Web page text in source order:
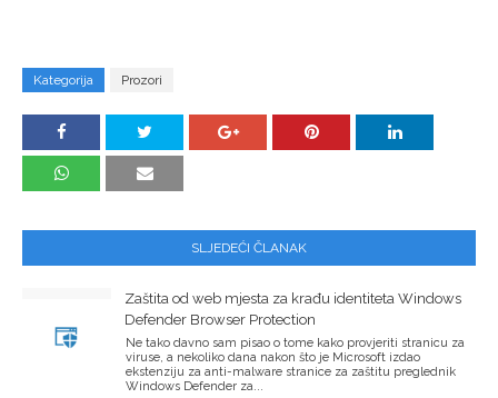
Kategorija Prozori
SLJEDEĆI ČLANAK
Zaštita od web mjesta za krađu identiteta Windows
Defender Browser Protection
Ne tako davno sam pisao o tome kako provjeriti stranicu za
viruse, a nekoliko dana nakon što je Microsoft izdao
ekstenziju za anti-malware stranice za zaštitu preglednik
Windows Defender za...